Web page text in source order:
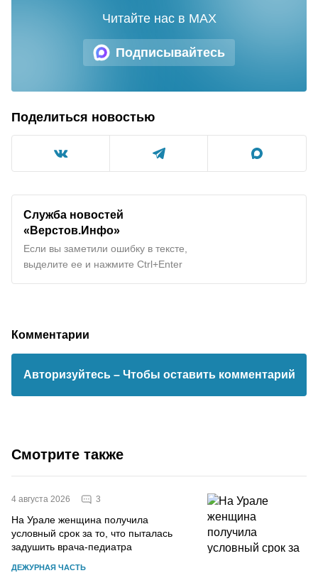
Подписывайтесь
Читайте нас в MAX
Поделиться новостью
Служба новостей
«Верстов.Инфо»
Если вы заметили ошибку в тексте,
выделите ее и нажмите Ctrl+Enter
Комментарии
Авторизуйтесь – Чтобы оставить комментарий
Смотрите также
4 августа 2026 3
На Урале женщина получила
условный срок за то, что пыталась
задушить врача-педиатра
ДЕЖУРНАЯ ЧАСТЬ